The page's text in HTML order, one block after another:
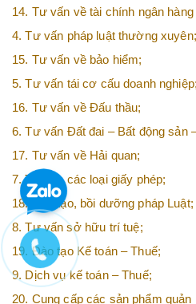
vệ tối đa các quyền và lợi ích của
14. Tư vấn về tài chính ngân
4. Tư vấn pháp luật thường xuyên;
15. Tư vấn về bảo hiểm;
5. Tư vấn tái cơ cấu doanh nghiệp;
16. Tư vấn về Đấu thầu;
6. Tư vấn Đất đai – Bất động sản
17. Tư vấn về Hải quan;
7. Tư vấn các loại giấy phép;
18. Đào tạo, bồi dưỡng pháp Luật;
8. Tư vấn sở hữu trí tuệ;
19. Đào tạo Kế toán – Thuế;
9. Dịch vụ kế toán – Thuế;
20. Cung cấp các sản phẩm